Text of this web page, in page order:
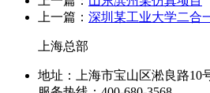
上一篇： 深圳某工业大学二合
上海总部
地址：上海市宝山区淞良路10